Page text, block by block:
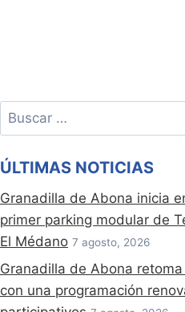
Buscar:
ÚLTIMAS NOTICIAS
Granadilla de Abona inicia
primer parking modular de
El Médano 7 agosto, 2026
Granadilla de Abona retoma
con una programación